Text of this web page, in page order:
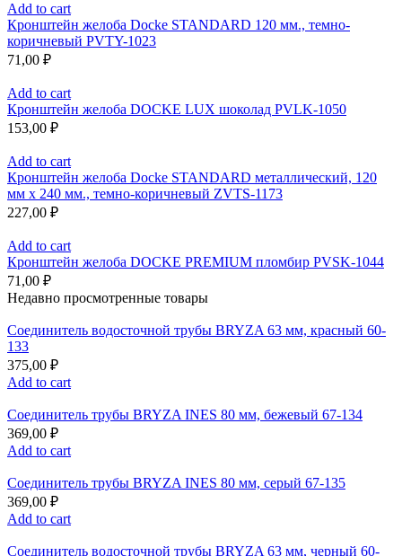
Add to cart
Кронштейн желоба Docke STANDARD 120 мм., темно-
коричневый PVTY-1023
71,00 ₽
Add to cart
Кронштейн желоба DOCKE LUX шоколад PVLK-1050
153,00 ₽
Add to cart
Кронштейн желоба Docke STANDARD металлический, 120
мм х 240 мм., темно-коричневый ZVTS-1173
227,00 ₽
Add to cart
Кронштейн желоба DOCKE PREMIUM пломбир PVSK-1044
71,00 ₽
Недавно просмотренные товары
Соединитель водосточной трубы BRYZA 63 мм, краcный 60-
133
375,00 ₽
Add to cart
Соединитель трубы BRYZA INES 80 мм, бежевый 67-134
369,00 ₽
Add to cart
Соединитель трубы BRYZA INES 80 мм, серый 67-135
369,00 ₽
Add to cart
Соединитель водосточной трубы BRYZA 63 мм, черный 60-